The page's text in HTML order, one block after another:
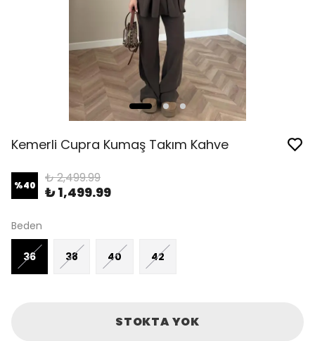
Kemerli Cupra Kumaş Takım Kahve
%40 ₺ 2,499.99
₺ 1,499.99
Beden
36 38 40 42
STOKTA YOK